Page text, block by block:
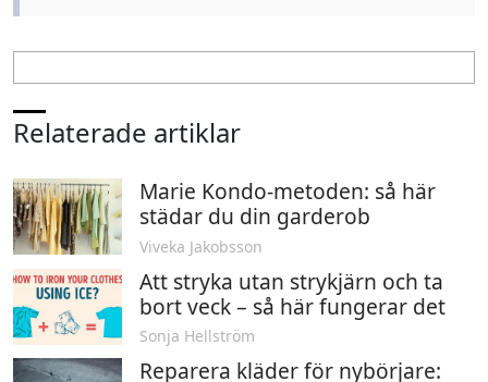
Relaterade artiklar
Marie Kondo-metoden: så här
städar du din garderob
Viveka Jakobsson
Att stryka utan strykjärn och ta
bort veck – så här fungerar det
Sonja Hellström
Reparera kläder för nybörjare: